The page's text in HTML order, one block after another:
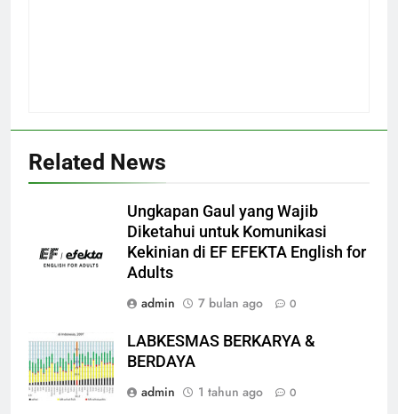
Related News
Ungkapan Gaul yang Wajib
Diketahui untuk Komunikasi
Kekinian di EF EFEKTA English for
Adults
admin
7 bulan ago 0
LABKESMAS BERKARYA &
BERDAYA
admin
1 tahun ago 0